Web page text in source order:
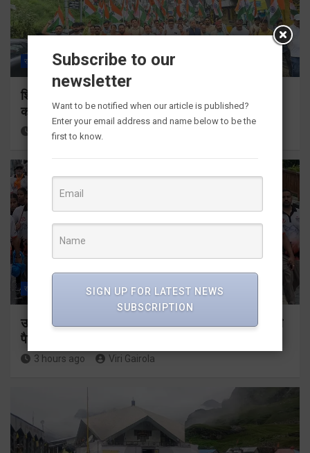
राज्य ALL देहरादून पौड़ी गढ़वाल
शिक्षा मंत्री डाॅ. रावत ने पौड़ी से किया ‘हर घर तिरंगा’ अभियान
का शुभारम्भ
3 hours ago
राज्य हरिद्वार
उत्तराखंड में गूँजा ‘2036 में ओलंपिक हमारा हो’ का नारा, हर की
पैड़ी से ऋषिकेश तक निकली भव्य संकल्प यात्रा
3 hours ago Viri Gairola
Subscribe to our
newsletter
Want to be notified when our article is published?
Enter your email address and name below to be the
first to know.
SIGN UP FOR LATEST NEWS
SUBSCRIPTION